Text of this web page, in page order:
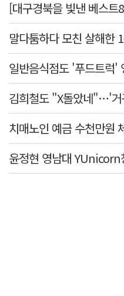
[대구경북을 빛낸 베스